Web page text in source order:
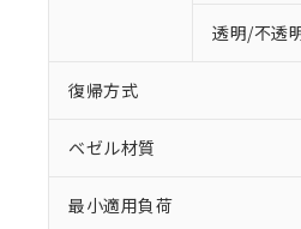
透明/不透
復帰方式
ベゼル材質
最小適用負荷